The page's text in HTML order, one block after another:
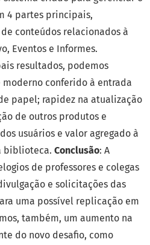
4 partes principais,
conteúdos relacionados à
Eventos e Informes.
resultados, podemos
conferido à entrada
papel; rapidez na atualização
de outros produtos e
usuários e valor agregado à
biblioteca. Conclusão: A
de professores e colegas
e solicitações das
uma possível replicação em
também, um aumento na
do novo desafio, como